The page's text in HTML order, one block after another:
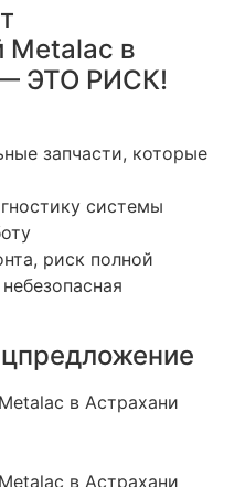
Metalac в
— ЭТО РИСК!
запчасти, которые
системы
риск полной
в Астрахани
в Астрахани